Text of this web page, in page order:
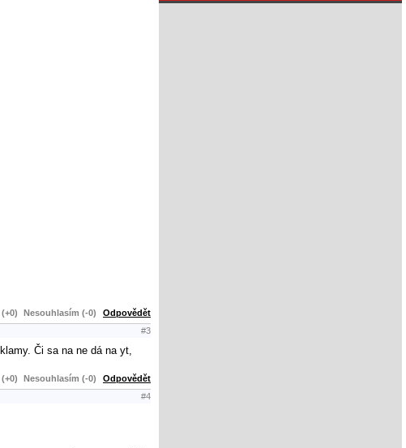
Nesouhlasím (-0) Odpovědět
#3
Či sa na ne dá na yt,
Nesouhlasím (-0) Odpovědět
#4